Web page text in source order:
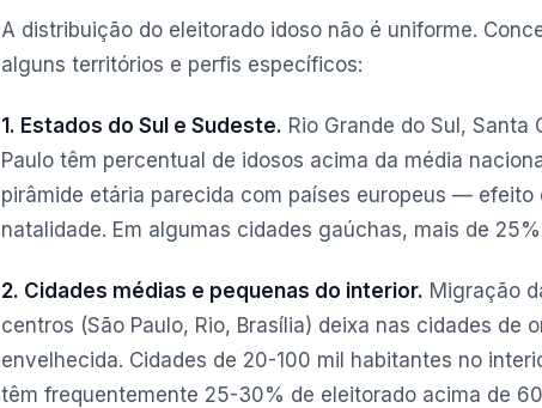
A distribuição do eleitorado idoso não é uniforme.
alguns territórios e perfis específicos:
1. Estados do Sul e Sudeste. Rio Grande do Sul, Santa
Paulo têm percentual de idosos acima da média
pirâmide etária parecida com países europeus —
natalidade. Em algumas cidades gaúchas, mais de
2. Cidades médias e pequenas do interior. Migração
centros (São Paulo, Rio, Brasília) deixa nas cidades de
envelhecida. Cidades de 20-100 mil habitantes no
têm frequentemente 25-30% de eleitorado acima de